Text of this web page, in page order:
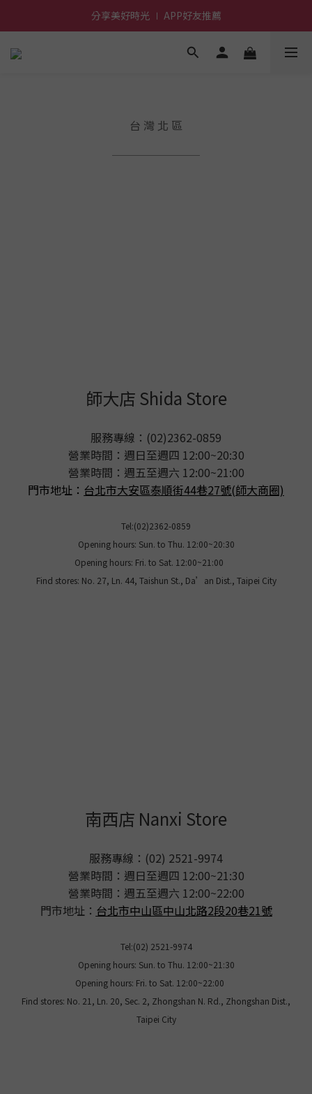
前進~怪獸一族系列活動!
前進~怪獸一族系列活動!
台 灣 北 區
￣￣￣￣￣￣￣
師大店 Shida Store
服務專線：(02)2362-0859
營業時間：週日至週四 12:00~20:30
營業時間：週五至週六 12:00~21:00
門市地址： 台北市大安區泰順街44巷27號(師大商圈)
Tel:(02)2362-0859
Opening hours: Sun. to Thu. 12:00~20:30
Opening hours: Fri. to Sat. 12:00~21:00
Find stores: No. 27, Ln. 44, Taishun St., Da’an Dist., Taipei City
南西店 Nanxi Store
服務專線：(02) 2521-9974
營業時間：週日至週四 12:00~21:30
營業時間：週五至週六 12:00~22:00
門市地址： 台北市中山區中山北路2段20巷21號
Tel:(02) 2521-9974
Opening hours: Sun. to Thu. 12:00~21:30
Opening hours: Fri. to Sat. 12:00~22:00
Find stores: No. 21, Ln. 20, Sec. 2, Zhongshan N. Rd., Zhongshan Dist.,
Taipei City